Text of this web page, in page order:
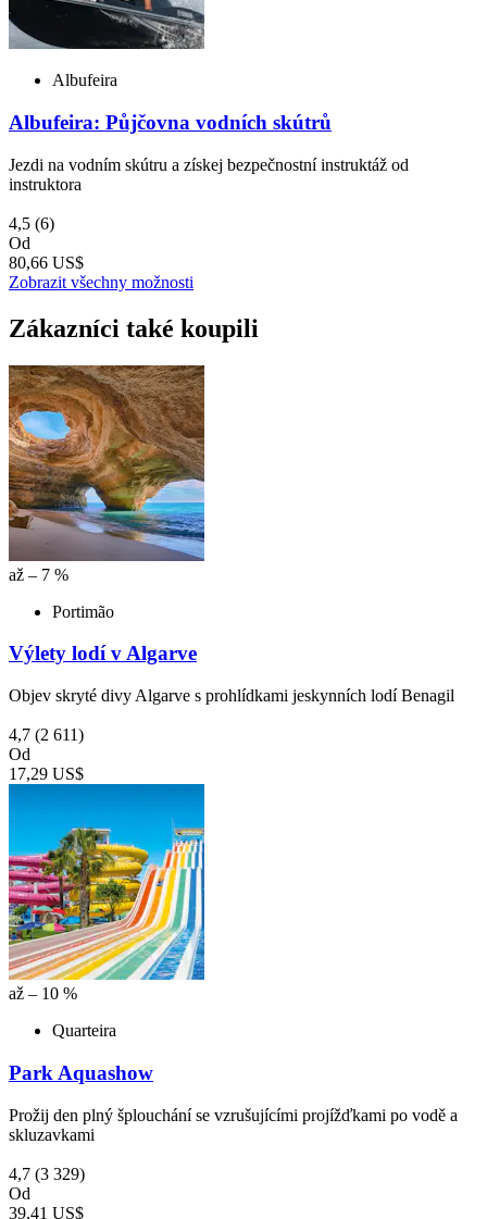
Albufeira
Albufeira: Půjčovna vodních skútrů
Jezdi na vodním skútru a získej bezpečnostní instruktáž od
instruktora
4,5 (6)
Od
80,66 US$
Zobrazit všechny možnosti
Zákazníci také koupili
až – 7 %
Portimão
Výlety lodí v Algarve
Objev skryté divy Algarve s prohlídkami jeskynních lodí Benagil
4,7 (2 611)
Od
17,29 US$
až – 10 %
Quarteira
Park Aquashow
Prožij den plný šplouchání se vzrušujícími projížďkami po vodě a
skluzavkami
4,7 (3 329)
Od
39,41 US$